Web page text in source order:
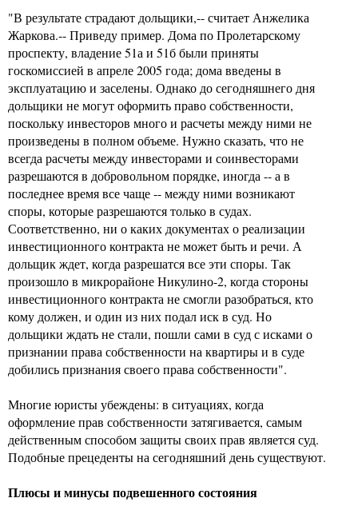
"В результате страдают дольщики,-- считает Анжелика
Жаркова.-- Приведу пример. Дома по Пролетарскому
проспекту, владение 51а и 51б были приняты
госкомиссией в апреле 2005 года; дома введены в
эксплуатацию и заселены. Однако до сегодняшнего дня
дольщики не могут оформить право собственности,
поскольку инвесторов много и расчеты между ними не
произведены в полном объеме. Нужно сказать, что не
всегда расчеты между инвесторами и соинвесторами
разрешаются в добровольном порядке, иногда -- а в
последнее время все чаще -- между ними возникают
споры, которые разрешаются только в судах.
Соответственно, ни о каких документах о реализации
инвестиционного контракта не может быть и речи. А
дольщик ждет, когда разрешатся все эти споры. Так
произошло в микрорайоне Никулино-2, когда стороны
инвестиционного контракта не смогли разобраться, кто
кому должен, и один из них подал иск в суд. Но
дольщики ждать не стали, пошли сами в суд с исками о
признании права собственности на квартиры и в суде
добились признания своего права собственности".
Многие юристы убеждены: в ситуациях, когда
оформление прав собственности затягивается, самым
действенным способом защиты своих прав является суд.
Подобные прецеденты на сегодняшний день существуют.
Плюсы и минусы подвешенного состояния